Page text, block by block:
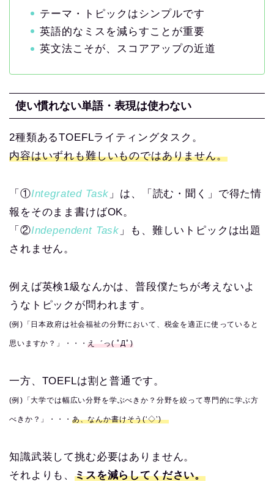
テーマ・トピックはシンプルです
英語的なミスを減らすことが重要
英文法こそが、スコアアップの近道
使い慣れない単語・表現は使わない
2種類あるTOEFLライティングタスク。
内容はいずれも難しいものではありません。
「①Integrated Task 」は、「読む・聞く」で得た情
報をそのまま書けばOK。
「②Independent Task 」も、難しいトピックは出題
されません。
例えば英検1級なんかは、普段僕たちが考えないよ
うなトピックが問われます。
(例)「日本政府は社会福祉の分野において、税金を適正に使っていると
思いますか？」・・・え゛っ( ﾟДﾟ)
一方、TOEFLは割と普通です。
(例)「大学では幅広い分野を学ぶべきか？分野を絞って専門的に学ぶ方
べきか？」・・・ あ、なんか書けそう(‘◇’)ゞ
知識武装して挑む必要はありません。
それよりも、ミスを減らしてください。